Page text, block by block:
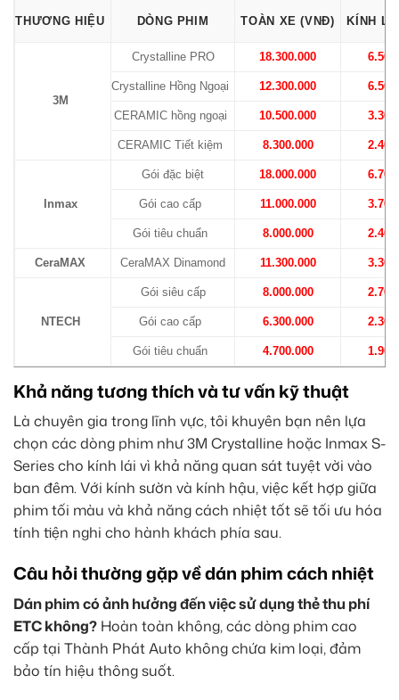
THƯƠNG HIỆU DÒNG PHIM TOÀN XE (VNĐ) KÍNH
3M
Crystalline PRO 18.300.000
Crystalline Hồng Ngoại 12.300.000
CERAMIC hồng ngoại 10.500.000
CERAMIC Tiết kiệm 8.300.000
Inmax
Gói đặc biệt 18.000.000
Gói cao cấp 11.000.000
Gói tiêu chuẩn 8.000.000
CeraMAX CeraMAX Dinamond 11.300.000
NTECH
Gói siêu cấp 8.000.000
Gói cao cấp 6.300.000
Gói tiêu chuẩn 4.700.000
Khả năng tương thích và tư vấn kỹ thuật
Là chuyên gia trong lĩnh vực, tôi khuyên bạn nên lựa
chọn các dòng phim như 3M Crystalline hoặc Inmax S-
Series cho kính lái vì khả năng quan sát tuyệt vời vào
ban đêm. Với kính sườn và kính hậu, việc kết hợp giữa
phim tối màu và khả năng cách nhiệt tốt sẽ tối ưu hóa
tính tiện nghi cho hành khách phía sau.
Câu hỏi thường gặp về dán phim cách nhiệt
Dán phim có ảnh hưởng đến việc sử dụng thẻ thu phí
ETC không? Hoàn toàn không, các dòng phim cao
cấp tại Thành Phát Auto không chứa kim loại, đảm
bảo tín hiệu thông suốt.